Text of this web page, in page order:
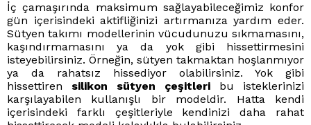
İç çamaşırında maksimum sağlayabileceğimiz konfor
gün içerisindeki aktifliğinizi artırmanıza yardım eder.
Sütyen takımı modellerinin vücudunuzu sıkmamasını,
kaşındırmamasını ya da yok gibi hissettirmesini
isteyebilirsiniz. Örneğin, sütyen takmaktan hoşlanmıyor
ya da rahatsız hissediyor olabilirsiniz. Yok gibi
hissettiren silikon sütyen çeşitleri bu isteklerinizi
karşılayabilen kullanışlı bir modeldir. Hatta kendi
içerisindeki farklı çeşitleriyle kendinizi daha rahat